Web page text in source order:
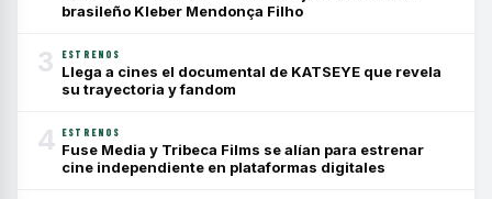
brasileño Kleber Mendonça Filho
3 ESTRENOS
Llega a cines el documental de KATSEYE que revela
su trayectoria y fandom
4 ESTRENOS
Fuse Media y Tribeca Films se alían para estrenar
cine independiente en plataformas digitales